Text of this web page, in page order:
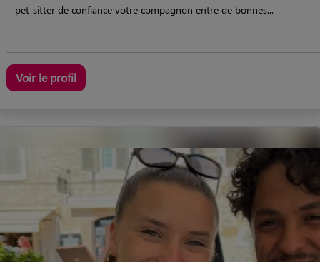
pet-sitter de confiance votre compagnon entre de bonnes...
Voir le profil